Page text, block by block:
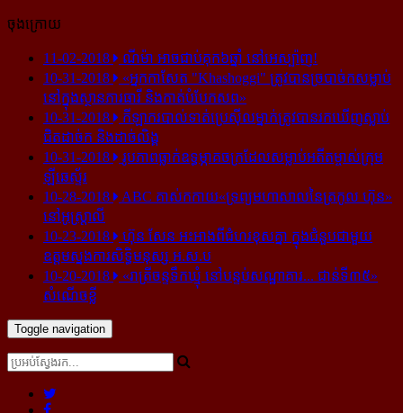
ចុងក្រោយ
11-02-2018
ណីម៉ា អាច​ជាប់​គុក​៦ឆ្នាំ នៅ​អេស្ប៉ាញ!
10-31-2018
«អ្នក​កាសែត "Khashoggi" ត្រូវ​បាន​ច្របាច់ក​សម្លាប់​
នៅ​ក្នុង​ស្ថាន​ភារធារី និង​កាត់​បំបែក​សព»
10-31-2018
កីឡាករ​បាល់ទាត់​ប្រេស៊ីល​ម្នាក់​ត្រូវ​បាន​រក​ឃើញ​ស្លាប់​
ជិត​ដាច់ក និង​ដាច់​លិង្គ
10-31-2018
រូបភាព​ធ្លាក់​ឧទ្ធម្ភាគចក្រ​ដែល​សម្លាប់​អតីត​ម្ចាស់​ក្រុម​
ឡីឆេស្ទ័រ
10-28-2018
ABC គាស់​កកាយ​«ទ្រព្យមហាសាល​នៃ​ត្រកូល ហ៊ុន»​
នៅ​អូស្ត្រាលី
10-23-2018
ហ៊ុន សែន អះអាង​ពី​ជំហរ​ខុស​គ្នា ក្នុង​ជំនួប​ជាមួយ​
ឧត្តម​ស្នងការ​សិទ្ធិ​មនុស្ស អ.ស.ប
10-20-2018
«រាត្រីចន្ទទឹកឃ្មុំ នៅបន្ទប់សណ្ឋាគារ... ជាន់ទី៣៥»
សំណើចខ្លី
Toggle navigation